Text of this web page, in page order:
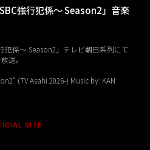
強行犯係～ Season2」音楽
犯係～ Season2」テレビ朝日系列にて
送。
(TV Asahi 2026-) Music by: KAN
SITE